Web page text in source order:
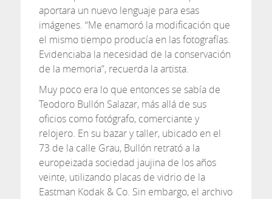
aportara un nuevo lenguaje para esas
imágenes. “Me enamoró la modificación que
el mismo tiempo producía en las fotografías.
Evidenciaba la necesidad de la conservación
de la memoria”, recuerda la artista.
Muy poco era lo que entonces se sabía de
Teodoro Bullón Salazar, más allá de sus
oficios como fotógrafo, comerciante y
relojero. En su bazar y taller, ubicado en el
73 de la calle Grau, Bullón retrató a la
europeizada sociedad jaujina de los años
veinte, utilizando placas de vidrio de la
Eastman Kodak & Co. Sin embargo, el archivo